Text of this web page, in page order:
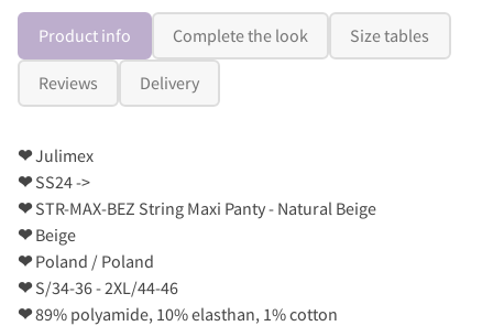
Product info Complete the look Size tables
Reviews Delivery
❤Julimex
❤SS24 ->
❤STR-MAX-BEZ String Maxi Panty - Natural Beige
❤Beige
❤Poland / Poland
❤S/34-36 - 2XL/44-46
❤89% polyamide, 10% elasthan, 1% cotton